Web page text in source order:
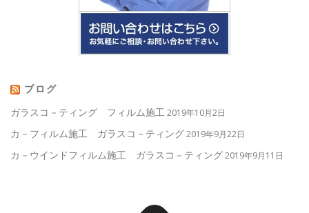
ブログ
ガラスコ－ティング フィルム施工2019年10月2日
カ－フィルム施工 ガラスコ－ティング2019年9月22日
カ－ウインドフィルム施工 ガラスコ－ティング2019年9月11日